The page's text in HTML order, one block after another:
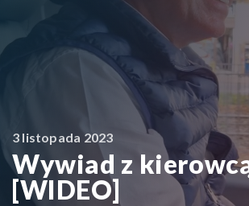
3 listopada 2023
Wywiad z
[WIDEO]